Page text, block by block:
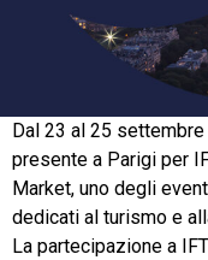
Dal 23 al 25
presente a Parigi per
Market, uno degli
dedicati al turismo e
La partecipazione a